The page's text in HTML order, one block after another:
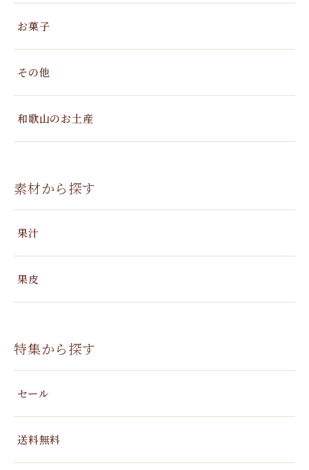
お菓子
その他
和歌山のお土産
素材から探す
果汁
果皮
特集から探す
セール
送料無料